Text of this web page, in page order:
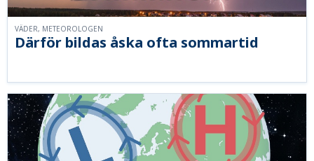
Därför bildas åska ofta sommartid
VÄDER, METEOROLOGEN